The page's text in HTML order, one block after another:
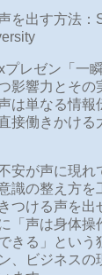
を出す方法
レゼン「一
影響力とその
は単なる情報
接働きかける
安が声に現れ
識の整え方を
つける声を出
「声は身体操
きる」という
、ビジネスの